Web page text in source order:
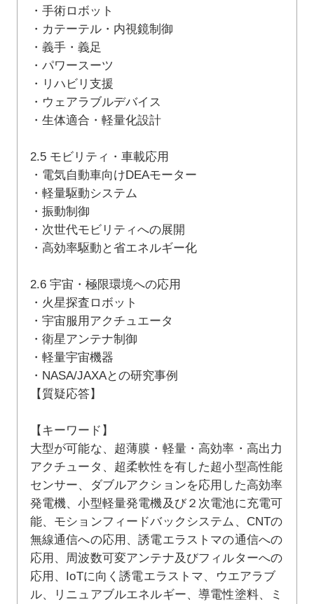
・手術ロボット
・カテーテル・内視鏡制御
・義手・義足
・パワースーツ
・リハビリ支援
・ウェアラブルデバイス
・生体適合・軽量化設計
2.5 モビリティ・車載応用
・電気自動車向けDEAモーター
・軽量駆動システム
・振動制御
・次世代モビリティへの展開
・高効率駆動と省エネルギー化
2.6 宇宙・極限環境への応用
・火星探査ロボット
・宇宙服用アクチュエータ
・衛星アンテナ制御
・軽量宇宙機器
・NASA/JAXAとの研究事例
【質疑応答】
【キーワード】
大型が可能な、超薄膜・軽量・高効率・高出力
アクチュータ、超柔軟性を有した超小型高性能
センサー、ダブルアクションを応用した高効率
発電機、小型軽量発電機及び２次電池に充電可
能、モションフィードバックシステム、CNTの
無線通信への応用、誘電エラストマの通信への
応用、周波数可変アンテナ及びフィルターへの
応用、IoTに向く誘電エラストマ、ウエアラブ
ル、リニュアブルエネルギー、導電性塗料、ミ